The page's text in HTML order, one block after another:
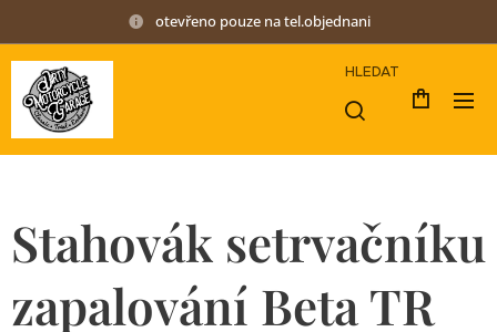
otevřeno pouze na tel.objednani
HLEDAT
Stahovák setrvačníku
zapalování Beta TR